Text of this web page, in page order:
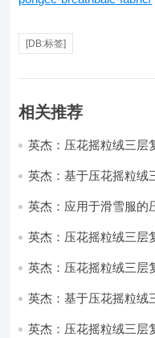
[DB:标签]
相关推荐
英杰：压花摇粒绒三层
英杰：基于压花摇粒绒
英杰：应用于滑雪服的
英杰：压花摇粒绒三层
英杰：压花摇粒绒三层
英杰：基于压花摇粒绒
英杰：压花摇粒绒三层